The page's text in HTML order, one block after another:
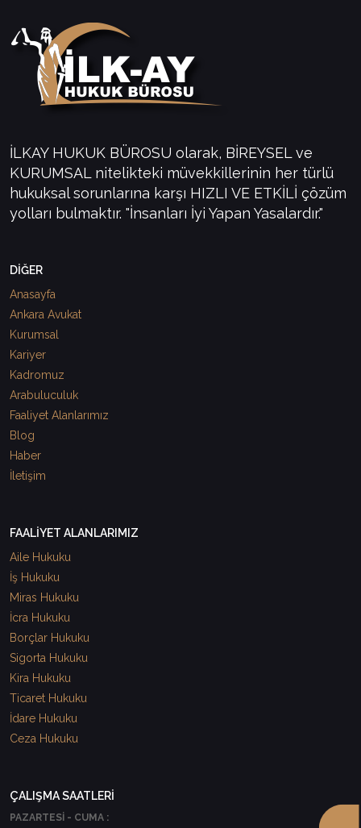
İLKAY HUKUK BÜROSU olarak, BİREYSEL ve
KURUMSAL nitelikteki müvekkillerinin her türlü
hukuksal sorunlarına karşı HIZLI VE ETKİLİ çözüm
yolları bulmaktır. "İnsanları İyi Yapan Yasalardır."
DİĞER
Anasayfa
Ankara Avukat
Kurumsal
Kariyer
Kadromuz
Arabuluculuk
Faaliyet Alanlarımız
Blog
Haber
İletişim
FAALİYET ALANLARIMIZ
Aile Hukuku
İş Hukuku
Miras Hukuku
İcra Hukuku
Borçlar Hukuku
Sigorta Hukuku
Kira Hukuku
Ticaret Hukuku
İdare Hukuku
Ceza Hukuku
ÇALIŞMA SAATLERİ
PAZARTESİ - CUMA :